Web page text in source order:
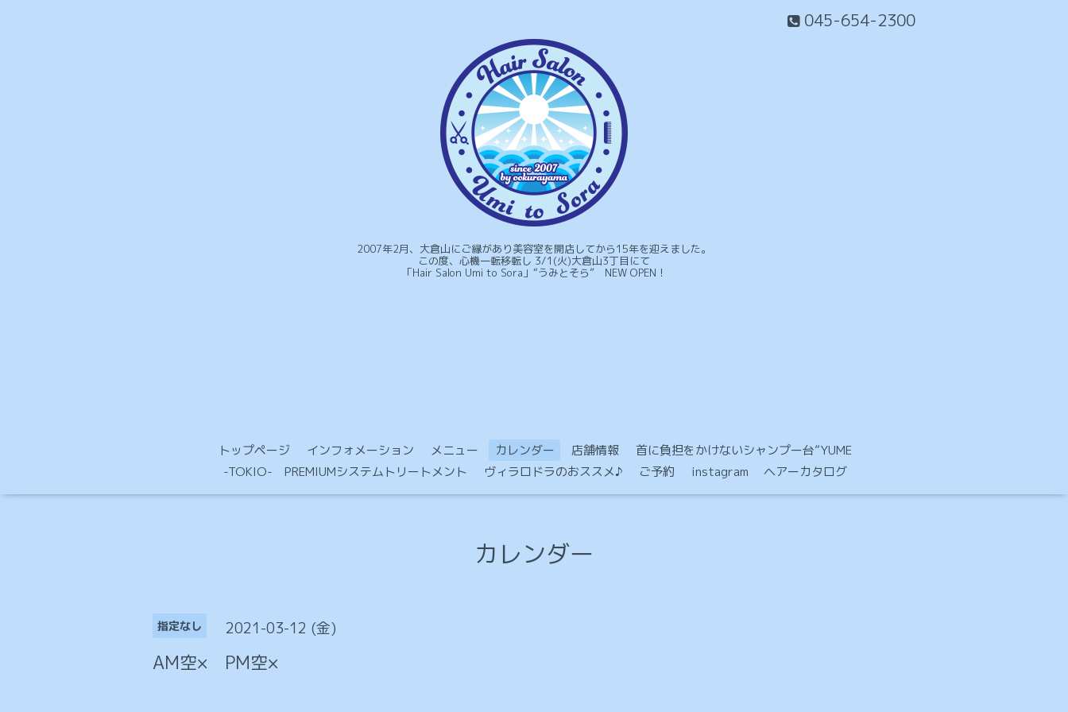
045-654-2300
2007年2月、大倉山にご縁があり美容室を開店してから15年を迎えました。
この度、心機一転移転し 3/1(火)大倉山3丁目にて
「Hair Salon Umi to Sora」“うみとそら” NEW OPEN！
トップページ インフォメーション メニュー カレンダー 店舗情報
首に負担をかけないシャンプー台”YUME
-TOKIO- PREMIUMシステムトリートメント
ヴィラロドラのおススメ♪ ご予約 instagram ヘアーカタログ
カレンダー
指定なし 2021-03-12 (金)
AM空× PM空×